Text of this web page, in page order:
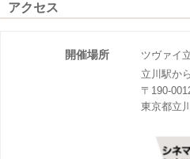
アクセス
開催場所
ツヴァイ
立川駅か
〒190-
東京都立